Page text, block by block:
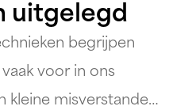
uitgelegd
begrijpen
voor in ons
kleine misverstanden